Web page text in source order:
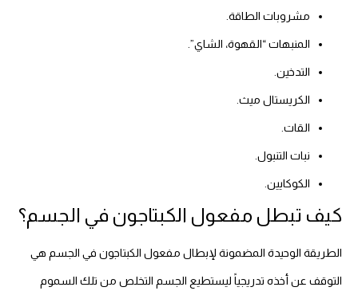
مشروبات الطاقة.
المنبهات “القهوة، الشاي”.
التدخين.
الكريستال ميث.
القات.
نبات التنبول.
الكوكايين.
كيف تبطل مفعول الكبتاجون في الجسم؟
الطريقة الوحيدة المضمونة لإبطال مفعول الكبتاجون في الجسم هي
التوقف عن أخذه تدريجياً ليستطيع الجسم التخلص من تلك السموم